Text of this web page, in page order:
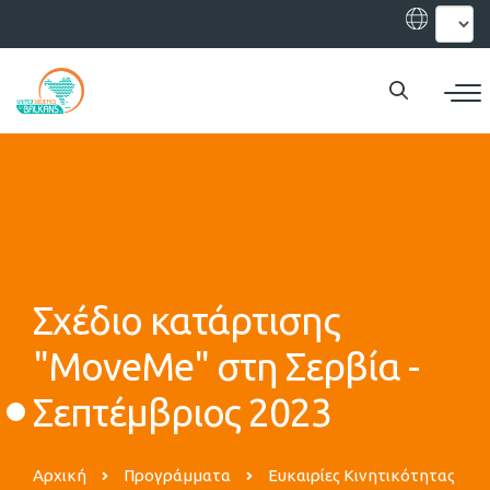
προς
κυρίως
περιεχόμενο
Select
Σχέδιο κατάρτισης
"MoveMe" στη Σερβία -
Σεπτέμβριος 2023
Αρχική Προγράμματα
Ευκαιρίες Κινητικότητας